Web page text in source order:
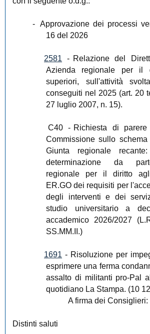
- Approvazione dei processi
16 del 2026
2581 - Relazione del
Azienda regionale per il
superiori, sull'attività
conseguiti nel 2025 (art. 20
27 luglio 2007, n. 15).
C40- Richiesta di
Commissione sullo
Giunta regionale
determinazione da
regionale per il diritto
ER.GO dei requisiti per
degli interventi e dei
studio universitario a
accademico 2026/2027
SS.MM.II.)
1691 - Risoluzione per
esprimere una ferma
assalto di militanti pro-Pal
quotidiano La Stampa. (10
A firma dei Consiglieri:
Distinti saluti